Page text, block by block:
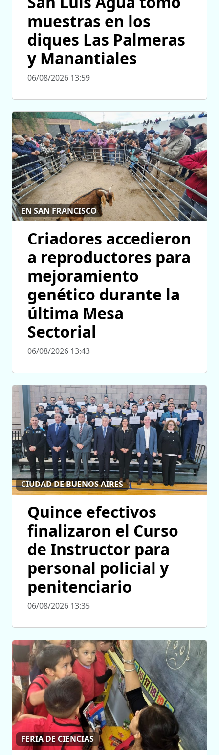
muestras en los
diques Las Palmeras
y Manantiales
06/08/2026 13:59
EN SAN FRANCISCO
Criadores accedieron
a reproductores para
mejoramiento
genético durante la
última Mesa
Sectorial
06/08/2026 13:43
CIUDAD DE BUENOS AIRES
Quince efectivos
finalizaron el Curso
de Instructor para
personal policial y
penitenciario
06/08/2026 13:35
FERIA DE CIENCIAS